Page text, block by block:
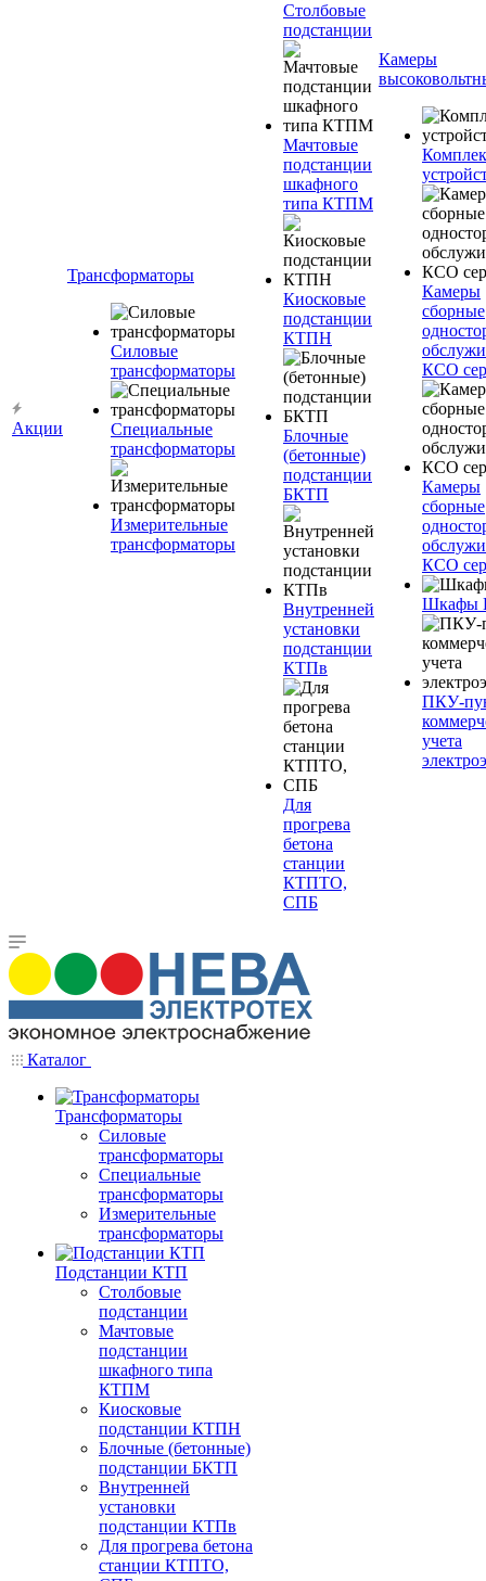
Акции
Трансформаторы
Силовые
трансформаторы
Специальные
трансформаторы
Измерительные
трансформаторы
Столбовые
подстанции
Мачтовые
подстанции
шкафного
типа КТПМ
Киосковые
подстанции
КТПН
Блочные
(бетонные)
подстанции
БКТП
Внутренней
установки
подстанции
КТПв
Для
прогрева
бетона
станции
КТПТО,
СПБ
Камеры
Камеры
сборные
КСО
Камеры
сборные
КСО
Шкафы
ПКУ-
учета
Каталог
Трансформаторы
Силовые
трансформаторы
Специальные
трансформаторы
Измерительные
трансформаторы
Подстанции КТП
Столбовые
подстанции
Мачтовые
подстанции
шкафного типа
КТПМ
Киосковые
подстанции КТПН
Блочные (бетонные)
подстанции БКТП
Внутренней
установки
подстанции КТПв
Для прогрева бетона
станции КТПТО,